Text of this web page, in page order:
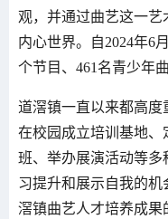
观，并通过曲艺这一艺
内心世界。自2024年6
个节目、461名青少年
道滘镇一直以来都高度
在校园成立培训基地、
班、举办展演活动等
习提升和展示自我的
滘镇曲艺人才培养成果